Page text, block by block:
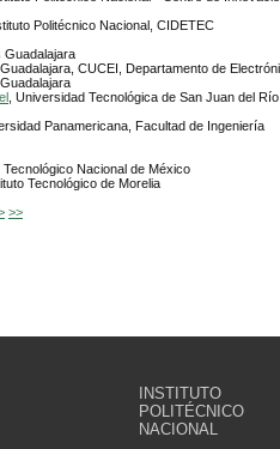
Politécnico Nacional, CIDETEC
Guadalajara
Guadalajara, CUCEI, Departamento de
, Universidad Tecnológica de San Juan del Río
Panamericana, Facultad de Ingeniería
, Tecnológico Nacional de México
Tecnológico de Morelia
>>
INSTITUTO
POLITÉCNICO
NACIONAL